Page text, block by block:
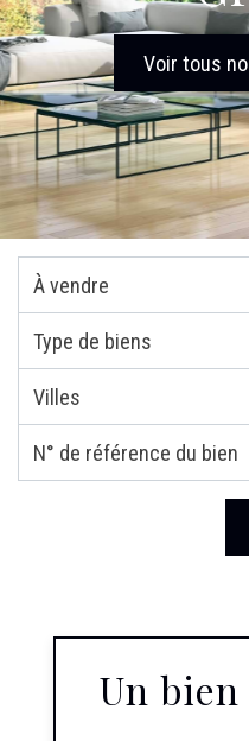
Voir tous
À vendre
Type de biens
Villes
Un bien